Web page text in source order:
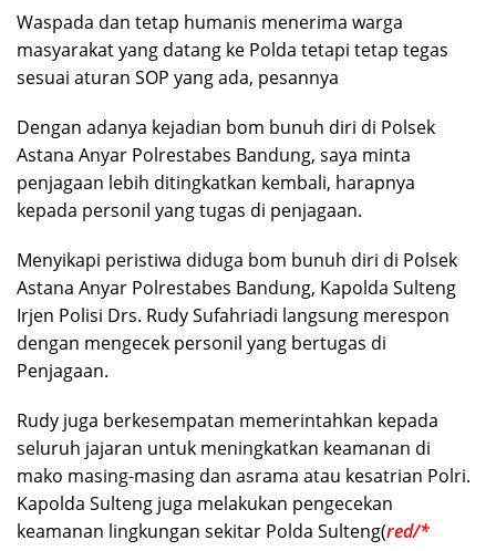
Waspada dan tetap humanis menerima warga
masyarakat yang datang ke Polda tetapi tetap tegas
sesuai aturan SOP yang ada, pesannya
Dengan adanya kejadian bom bunuh diri di Polsek
Astana Anyar Polrestabes Bandung, saya minta
penjagaan lebih ditingkatkan kembali, harapnya
kepada personil yang tugas di penjagaan.
Menyikapi peristiwa diduga bom bunuh diri di Polsek
Astana Anyar Polrestabes Bandung, Kapolda Sulteng
Irjen Polisi Drs. Rudy Sufahriadi langsung merespon
dengan mengecek personil yang bertugas di
Penjagaan.
Rudy juga berkesempatan memerintahkan kepada
seluruh jajaran untuk meningkatkan keamanan di
mako masing-masing dan asrama atau kesatrian Polri.
Kapolda Sulteng juga melakukan pengecekan
keamanan lingkungan sekitar Polda Sulteng(red/*